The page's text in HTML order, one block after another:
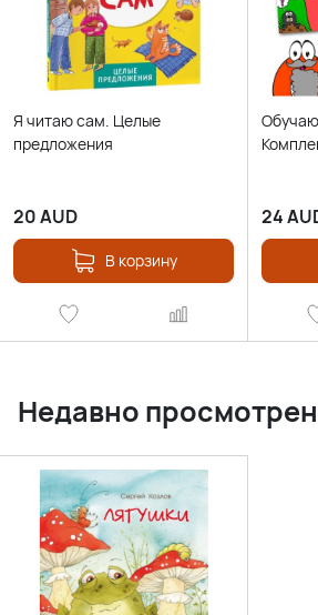
Я читаю сам. Целые
предложения
20AUD
В корзину
24
Недавно